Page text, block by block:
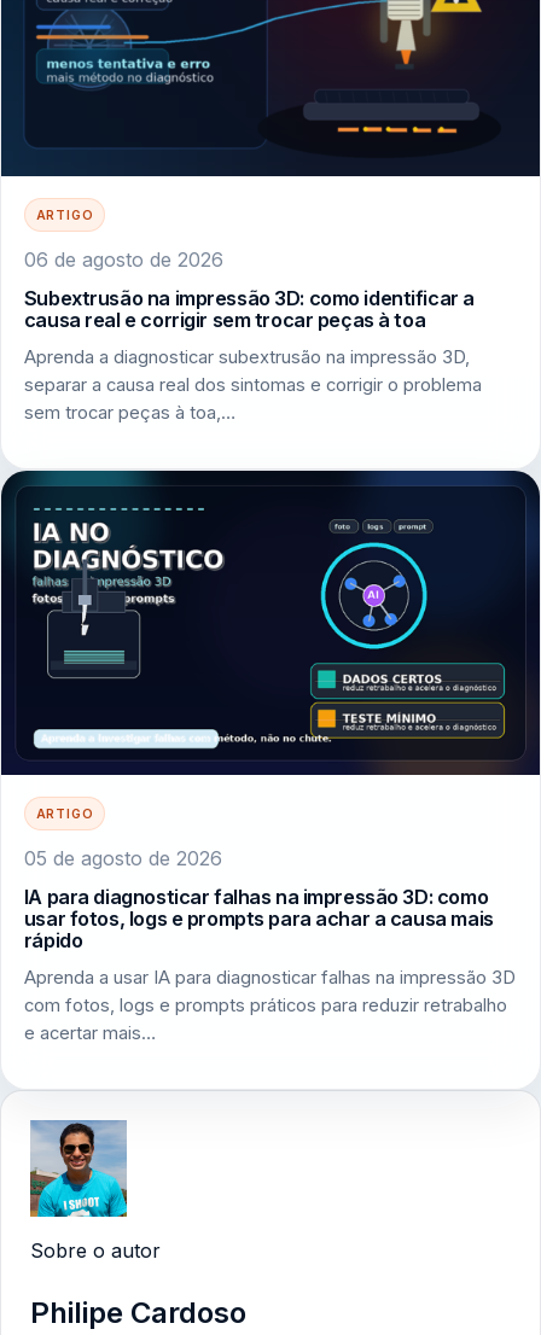
ARTIGO
06 de agosto de 2026
Subextrusão na impressão 3D: como identificar a
causa real e corrigir sem trocar peças à toa
Aprenda a diagnosticar subextrusão na impressão 3D,
separar a causa real dos sintomas e corrigir o problema
sem trocar peças à toa,…
ARTIGO
05 de agosto de 2026
IA para diagnosticar falhas na impressão 3D: como
usar fotos, logs e prompts para achar a causa mais
rápido
Aprenda a usar IA para diagnosticar falhas na impressão 3D
com fotos, logs e prompts práticos para reduzir retrabalho
e acertar mais…
Sobre o autor
Philipe Cardoso